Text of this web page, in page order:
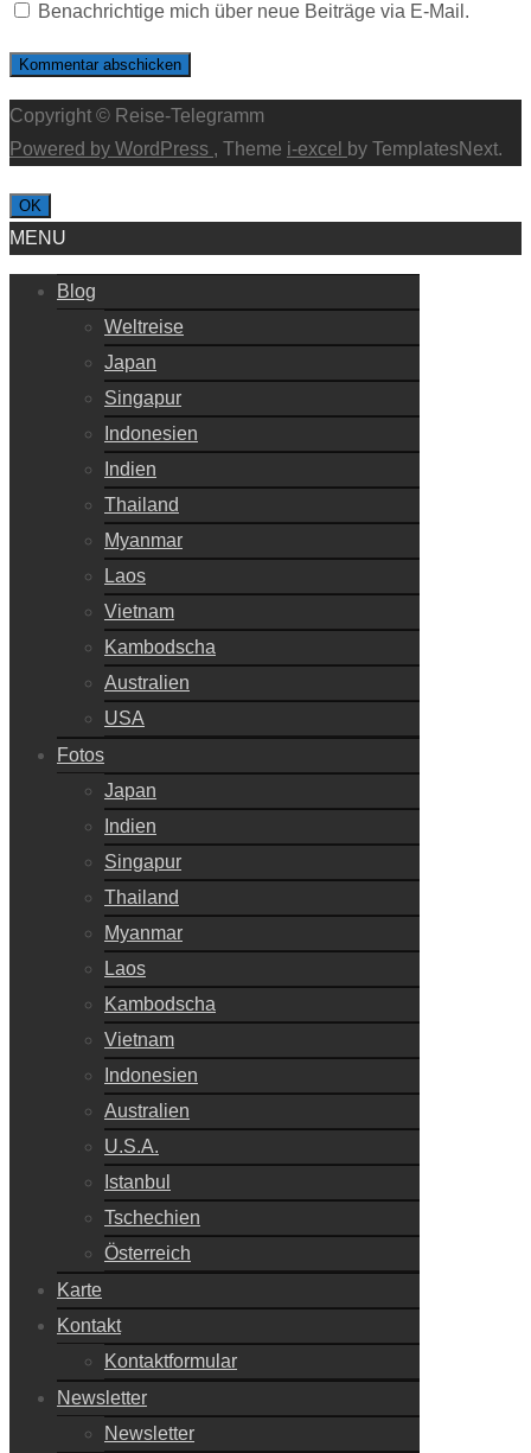
Benachrichtige mich über neue Beiträge via E-Mail.
Copyright © Reise-Telegramm
Powered by WordPress , Theme i-excel by TemplatesNext.
OK
MENU
Blog
Weltreise
Japan
Singapur
Indonesien
Indien
Thailand
Myanmar
Laos
Vietnam
Kambodscha
Australien
USA
Fotos
Japan
Indien
Singapur
Thailand
Myanmar
Laos
Kambodscha
Vietnam
Indonesien
Australien
U.S.A.
Istanbul
Tschechien
Österreich
Karte
Kontakt
Kontaktformular
Newsletter
Newsletter